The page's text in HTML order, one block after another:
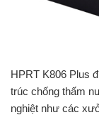
Máy in
HPRT K806 Plus
trúc chống thấm
nghiệt như các